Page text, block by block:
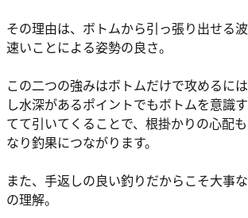
その理由は、ボトムから引っ張り出せる
速いことによる姿勢の良さ。
この二つの強みはボトムだけで攻めるに
し水深があるポイントでもボトムを意識
てて引いてくることで、根掛かりの心配
なり釣果につながります。
また、手返しの良い釣りだからこそ大事
の理解。